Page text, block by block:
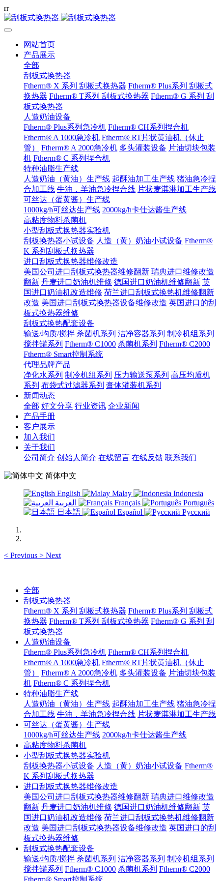
rr
网站首页
产品展示
全部
刮板式换热器
Ftherm® X 系列 刮板式换热器 Ftherm® Plus系列 刮板式
换热器 Ftherm® T系列 刮板式换热器 Ftherm® G 系列 刮
板式换热器
人造奶油设备
Ftherm® Plus系列急冷机 Ftherm® CH系列捏合机
Ftherm® A 1000急冷机 Ftherm® RT片状黄油机（休止
管）
Ftherm® A 2000急冷机 多头灌装设备 片油切块包装
机 Ftherm® C 系列捏合机
特种油脂生产线
人造奶油（黄油）生产线 起酥油加工生产线 猪油急冷捏
合加工线 牛油，羊油急冷捏合线 片状麦淇淋加工生产线
可丝达（蛋黄酱）生产线
1000kg/h可丝达生产线 2000kg/h卡仕达酱生产线
高粘度物料杀菌机
小型刮板式换热器实验机
刮板换热器小试设备 人造（黄）奶油小试设备 Ftherm®
K 系列刮板式换热器
进口刮板式换热器维修改造
美国公司进口刮板式换热器维修翻新 瑞典进口维修改造
翻新 丹麦进口奶油机维修 德国进口奶油机维修翻新 英
国进口奶油机改造维修 荷兰进口刮板式换热机维修翻新
改造 美国进口刮板式换热器设备维修改造 英国进口的刮
板式换热器维修
刮板式换热配套设备
输送/均质/搅拌 杀菌机系列 洁净容器系列 制冷机组系列
搅拌罐系列 Ftherm® C1000 杀菌机系列 Ftherm® C2000
Ftherm® Smart控制系统
代理品牌产品
净化水系列 制冷机组系列 压力输送泵系列 高压均质机
系列 布袋式过滤器系列 膏体灌装机系列
新闻动态
全部 好文分享 行业资讯 企业新闻
产品手册
客户展示
加入我们
关于我们
公司简介 创始人简介 在线留言 在线反馈 联系我们
简体中文
English Malay
Indonesia
Français
Português
日本語
Español Русский
< Previous > Next
全部
刮板式换热器
Ftherm® X 系列 刮板式换热器 Ftherm® Plus系列 刮板式
换热器 Ftherm® T系列 刮板式换热器 Ftherm® G 系列 刮
板式换热器
人造奶油设备
Ftherm® Plus系列急冷机 Ftherm® CH系列捏合机
Ftherm® A 1000急冷机 Ftherm® RT片状黄油机（休止
管）
Ftherm® A 2000急冷机 多头灌装设备 片油切块包装
机 Ftherm® C 系列捏合机
特种油脂生产线
人造奶油（黄油）生产线 起酥油加工生产线 猪油急冷捏
合加工线 牛油，羊油急冷捏合线 片状麦淇淋加工生产线
可丝达（蛋黄酱）生产线
1000kg/h可丝达生产线 2000kg/h卡仕达酱生产线
高粘度物料杀菌机
小型刮板式换热器实验机
刮板换热器小试设备 人造（黄）奶油小试设备 Ftherm®
K 系列刮板式换热器
进口刮板式换热器维修改造
美国公司进口刮板式换热器维修翻新 瑞典进口维修改造
翻新 丹麦进口奶油机维修 德国进口奶油机维修翻新 英
国进口奶油机改造维修 荷兰进口刮板式换热机维修翻新
改造 美国进口刮板式换热器设备维修改造 英国进口的刮
板式换热器维修
刮板式换热配套设备
输送/均质/搅拌 杀菌机系列 洁净容器系列 制冷机组系列
搅拌罐系列 Ftherm® C1000 杀菌机系列 Ftherm® C2000
Ftherm® Smart控制系统